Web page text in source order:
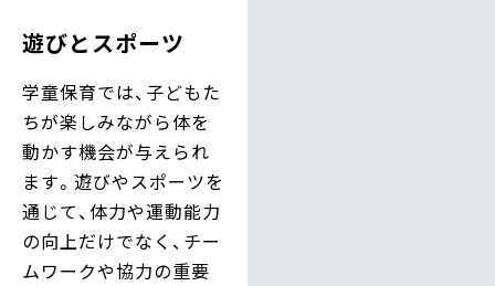
遊びとスポーツ
学童保育では、子どもた
ちが楽しみながら体を
動かす機会が与えられ
ます。遊びやスポーツを
通じて、体力や運動能力
の向上だけでなく、チー
ムワークや協力の重要